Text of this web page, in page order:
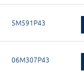
5M591P43
06M307P43